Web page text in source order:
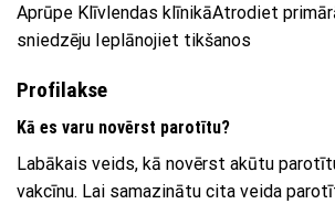
Aprūpe Klīvlendas klīnikāAtrodiet
sniedzēju Ieplānojiet tikšanos
Profilakse
Kā es varu novērst parotītu?
Labākais veids, kā novērst akūtu
vakcīnu. Lai samazinātu cita veida